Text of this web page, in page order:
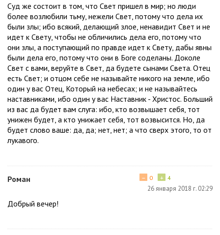
Суд же состоит в том, что Свет пришел в мир; но люди
более возлюбили тьму, нежели Свет, потому что дела их
были злы; ибо всякий, делающий злое, ненавидит Свет и не
идет к Свету, чтобы не обличились дела его, потому что
они злы, а поступающий по правде идет к Свету, дабы явны
были дела его, потому что они в Боге соделаны. Доколе
Свет с вами, веруйте в Свет, да будете сынами Света. Отец
есть Свет; и отцом себе не называйте никого на земле, ибо
один у вас Отец, Который на небесах; и не называйтесь
наставниками, ибо один у вас Наставник - Христос. Больший
из вас да будет вам слуга: ибо, кто возвышает себя, тот
унижен будет, а кто унижает себя, тот возвысится. Но, да
будет слово ваше: да, да; нет, нет; а что сверх этого, то от
лукавого.
Роман + 4
− 0
26 января 2018 г. 02:29
Добрый вечер!